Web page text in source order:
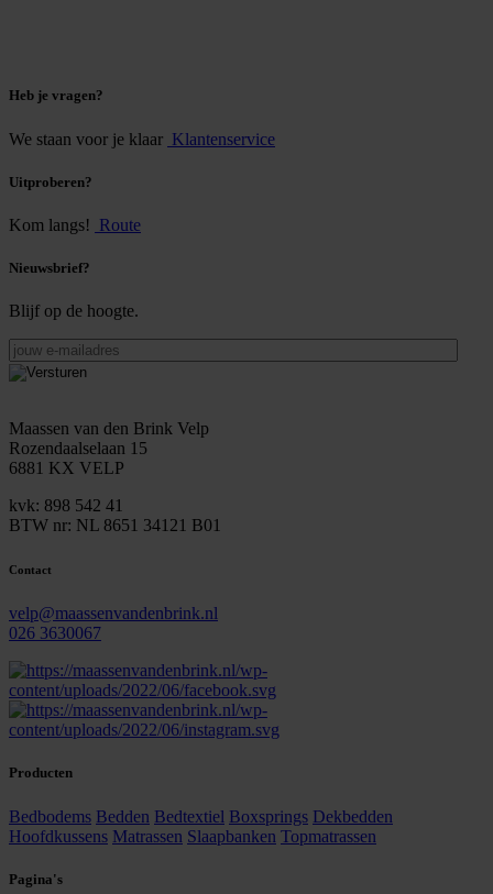
Heb je vragen?
We staan voor je klaar Klantenservice
Uitproberen?
Kom langs! Route
Nieuwsbrief?
Blijf op de hoogte.
jouw
e-
mailadres
Maassen van den Brink Velp
Rozendaalselaan 15
6881 KX VELP
kvk: 898 542 41
BTW nr: NL 8651 34121 B01
Contact
velp@maassenvandenbrink.nl
026 3630067
Producten
Bedbodems Bedden Bedtextiel Boxsprings Dekbedden
Hoofdkussens Matrassen Slaapbanken Topmatrassen
Pagina's